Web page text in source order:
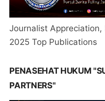
Journalist
2025 Top Publications
PENASEHAT HUKUM
PARTNERS"